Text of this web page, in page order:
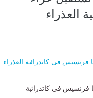
العذراء
فرنسيس فى كاتدرائية